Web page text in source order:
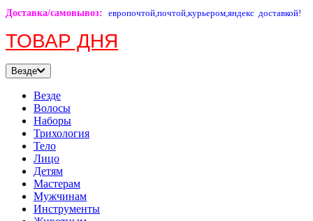
Доставка/самовывоз: европочтой,почтой,курьером,яндекс доставкой!
ТОВАР ДНЯ
Везде
Везде
Волосы
Наборы
Трихология
Тело
Лицо
Детям
Мастерам
Мужчинам
Инструменты